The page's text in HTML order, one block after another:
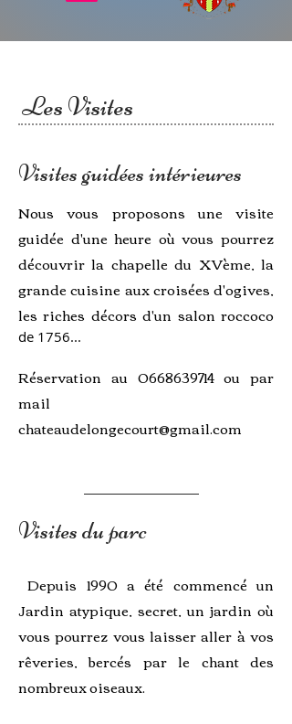
Les Visites
Visites guidées intérieures
Nous vous proposons une visite
guidée d'une heure où vous pourrez
découvrir la chapelle du XVème, la
grande cuisine aux croisées d'ogives,
les riches décors d'un salon roccoco
de 1756...
Réservation au 0668639714ou par
mail
chateaudelongecourt@gmail.com
Visites du parc
Depuis 1990 a été commencé un
Jardin atypique, secret, un jardin où
vous pourrez vous laisser aller à vos
rêveries, bercés par le chant des
nombreux oiseaux.